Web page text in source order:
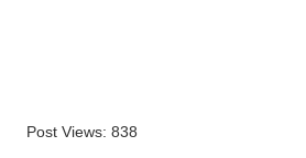
Post Views: 838